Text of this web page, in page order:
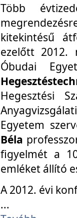
Több
kitekintésű
ezelőtt 2012.
Óbudai
Hegesztési
Egyetem
Béla
figyelmét a
emléket állító
A 2012. évi
...